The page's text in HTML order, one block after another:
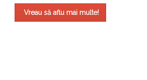
Vreau să aflu mai multe!